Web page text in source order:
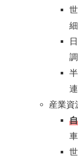
産業資